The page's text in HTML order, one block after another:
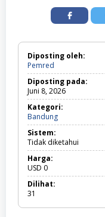
Diposting oleh:
Pemred
Diposting pada:
Juni 8, 2026
Kategori:
Bandung
a
d
g
Sistem:
Tidak diketahui
Harga:
USD 0
Dilihat:
31